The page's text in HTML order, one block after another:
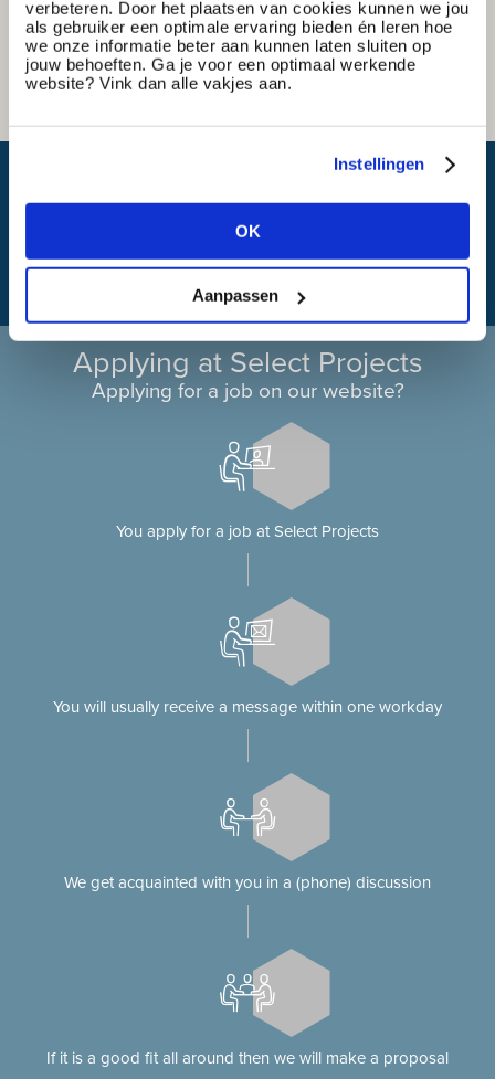
verbeteren. Door het plaatsen van cookies kunnen we jou
als gebruiker een optimale ervaring bieden én leren hoe
we onze informatie beter aan kunnen laten sluiten op
jouw behoeften. Ga je voor een optimaal werkende
website? Vink dan alle vakjes aan.
Instellingen
OK
Aanpassen
Applying at Select Projects
Applying for a job on our website?
You apply for a job at Select Projects
You will usually receive a message within one workday
We get acquainted with you in a (phone) discussion
If it is a good fit all around then we will make a proposal